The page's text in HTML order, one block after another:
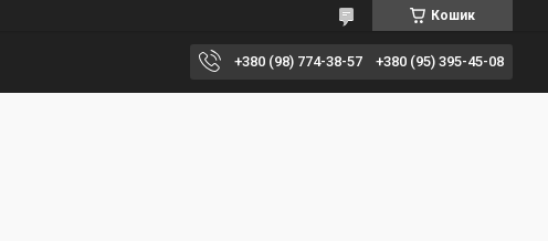
Кошик
+380 (98) 774-38-57 +380 (95) 395-45-08